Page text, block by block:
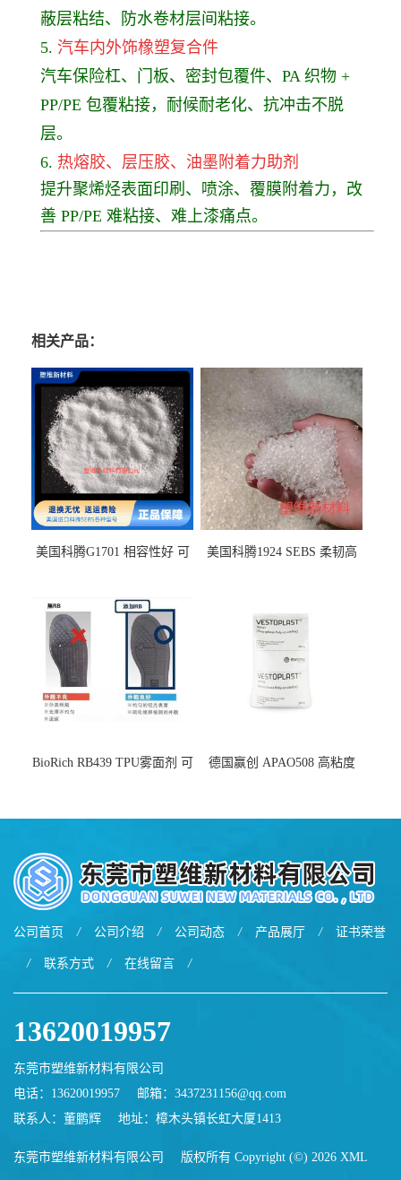
蔽层粘结、防水卷材层间粘接。
5. 汽车内外饰橡塑复合件
汽车保险杠、门板、密封包覆件、PA 织物 +
PP/PE 包覆粘接，耐候耐老化、抗冲击不脱
层。
6. 热熔胶、层压胶、油墨 附着力助剂
提升聚烯烃表面印刷、喷涂、覆膜附着力，改
善 PP/PE 难粘接、难上漆痛点。
相关产品：
美国科腾G1701 相容性好 可
美国科腾1924 SEBS 柔韧高
BioRich RB439 TPU雾面剂 可
德国赢创 APAO508 高粘度
公司首页 / 公司介绍 / 公司动态 / 产品展厅 / 证书荣誉
/ 联系方式 / 在线留言 /
13620019957
东莞市塑维新材料有限公司
电话：13620019957
邮箱： 3437231156@qq.com
联系人：董鹏辉
地址：樟木头镇长虹大厦1413
东莞市塑维新材料有限公司 版权所有 Copyright (©) 2026 XML